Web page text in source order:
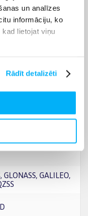
un analīzes
informāciju, ko
lietojat viņu
Rādīt detalizēti
Ultra Wideband